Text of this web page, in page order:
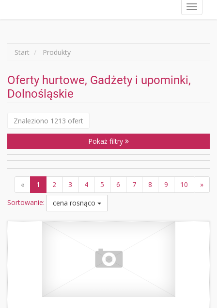
menu
Start Produkty
Oferty hurtowe, Gadżety i upominki,
Dolnośląskie
Znaleziono 1213 ofert
Pokaż filtry
« 1 2 3 4 5 6 7 8 9 10
»
Sortowanie:
cena rosnąco